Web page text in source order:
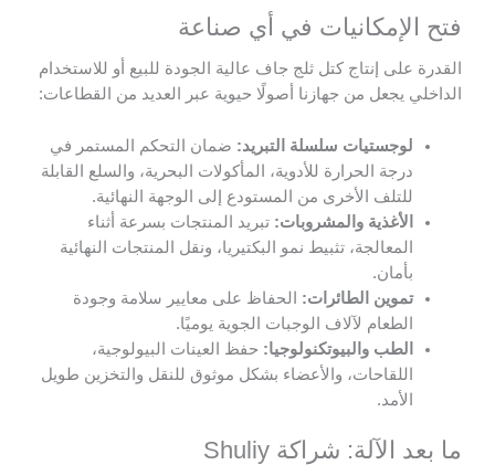
فتح الإمكانيات في أي صناعة
القدرة على إنتاج كتل ثلج جاف عالية الجودة للبيع أو للاستخدام
الداخلي يجعل من جهازنا أصولًا حيوية عبر العديد من القطاعات:
لوجستيات سلسلة التبريد: ضمان التحكم المستمر في
درجة الحرارة للأدوية، المأكولات البحرية، والسلع القابلة
للتلف الأخرى من المستودع إلى الوجهة النهائية.
الأغذية والمشروبات: تبريد المنتجات بسرعة أثناء
المعالجة، تثبيط نمو البكتيريا، ونقل المنتجات النهائية
بأمان.
تموين الطائرات: الحفاظ على معايير سلامة وجودة
الطعام لآلاف الوجبات الجوية يوميًا.
الطب والبيوتكنولوجيا: حفظ العينات البيولوجية،
اللقاحات، والأعضاء بشكل موثوق للنقل والتخزين طويل
الأمد.
ما بعد الآلة: شراكة Shuliy